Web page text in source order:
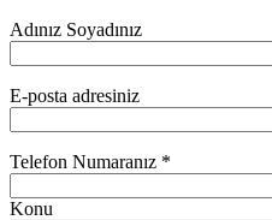
Adınız Soyadınız
E-posta adresiniz
Telefon Numaranız *
Konu